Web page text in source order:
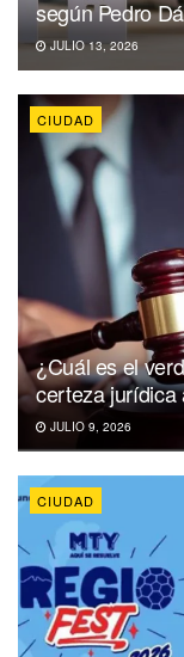
según Pedro
JULIO 13, 2026
CIUDAD
¿Cuál es el
certeza jurídica
JULIO 9, 2026
CIUDAD